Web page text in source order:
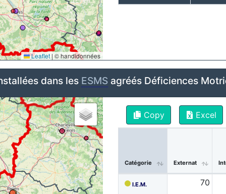
Leaflet |© handidonnées
dans les ESMS agréés Déficiences
Copy Excel
Catégorie Externat
I.E.M. 70